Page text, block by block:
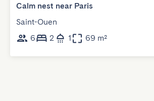
Calm nest near Paris
Saint-Ouen
6
2 1 69 m²